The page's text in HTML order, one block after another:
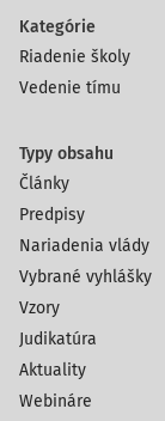
Kategórie
Riadenie školy
Vedenie tímu
Typy obsahu
Články
Predpisy
Nariadenia vlády
Vybrané vyhlášky
Vzory
Judikatúra
Aktuality
Webináre